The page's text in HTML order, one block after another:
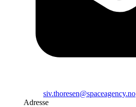
siv.thoresen@spaceagency.no
Adresse